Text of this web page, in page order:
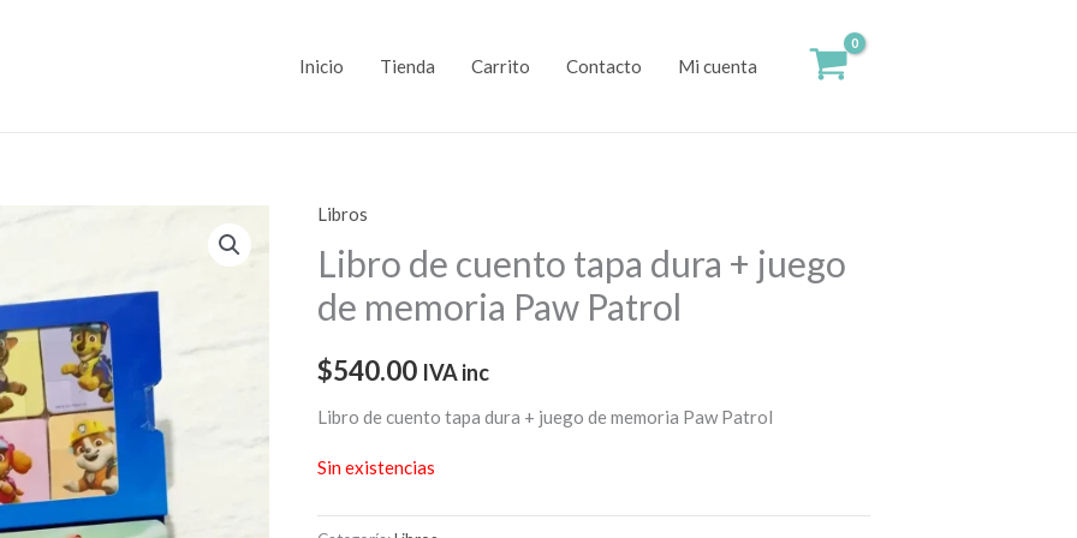
Inicio Tienda Carrito Contacto Mi cuenta
Libros
Libro de cuento tapa dura + juego
de memoria Paw Patrol
$540.00 IVA inc
Libro de cuento tapa dura + juego de memoria Paw Patrol
Sin existencias